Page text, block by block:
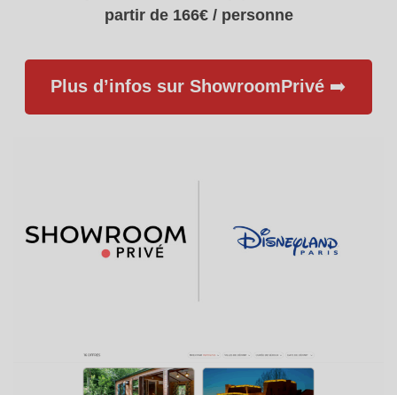
partir de 166€ / personne
Plus d’infos sur ShowroomPrivé ➡️